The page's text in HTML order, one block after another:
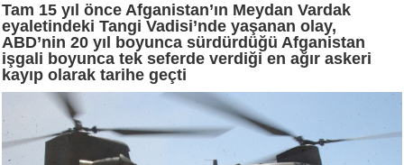
Tam 15 yıl önce Afganistan’ın Meydan Vardak
eyaletindeki Tangi Vadisi’nde yaşanan olay,
ABD’nin 20 yıl boyunca sürdürdüğü Afganistan
işgali boyunca tek seferde verdiği en ağır askeri
kayıp olarak tarihe geçti